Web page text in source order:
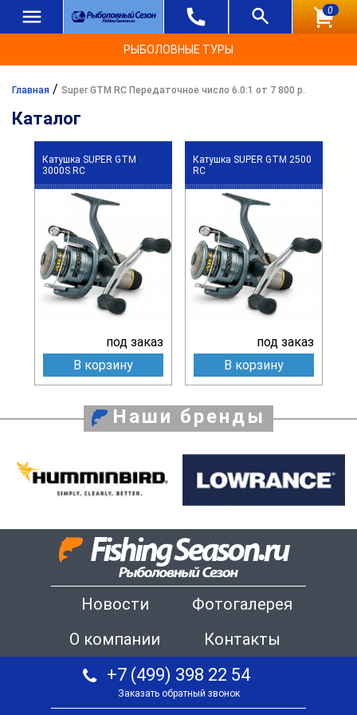
0
РЫБОЛОВНЫЕ ТУРЫ
Главная / Super GTM RC Передаточное число 6.0:1 от 7 800 р.
Каталог
Катушка SUPER GTM
3000S RC
под заказ
В корзину
Катушка SUPER GTM 2500
RC
под заказ
В корзину
Наши бренды
Новости
Фотогалерея
О компании
Контакты
+7 (499) 398 22 54
Заказать обратный звонок